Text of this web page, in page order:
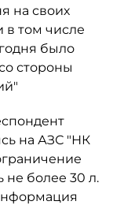
на своих
в том числе
было
стороны
на АЗС "НК
не более 30 л.